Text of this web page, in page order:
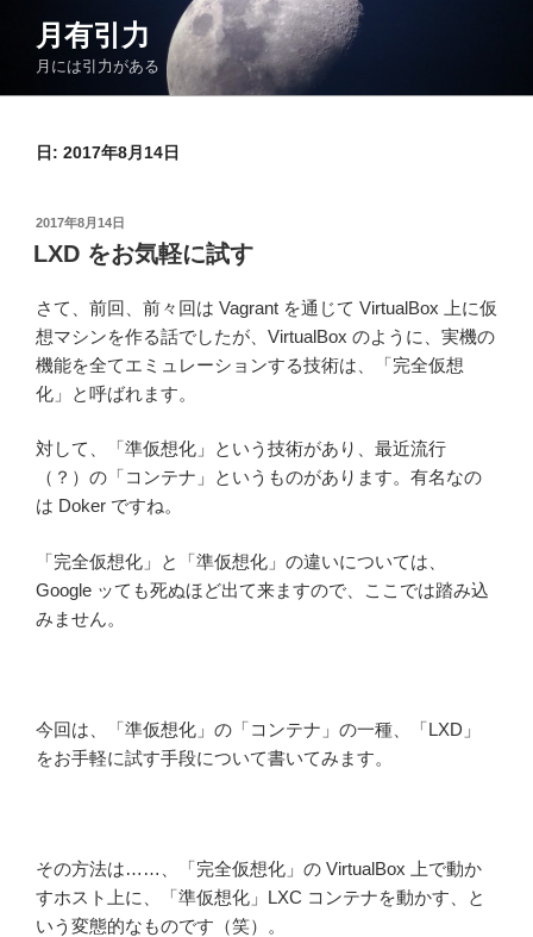
ン
月有引力
月には引力がある
日: 2017年8月14日
投
稿
日:
2017年8月14日
LXD をお気軽に試す
さて、前回、前々回は Vagrant を通じて VirtualBox 上に仮
想マシンを作る話でしたが、VirtualBox のように、実機の
機能を全てエミュレーションする技術は、「完全仮想
化」と呼ばれます。
対して、「準仮想化」という技術があり、最近流行
（？）の「コンテナ」というものがあります。有名なの
は Doker ですね。
「完全仮想化」と「準仮想化」の違いについては、
Google ッても死ぬほど出て来ますので、ここでは踏み込
みません。
今回は、「準仮想化」の「コンテナ」の一種、「LXD」
をお手軽に試す手段について書いてみます。
その方法は……、「完全仮想化」の VirtualBox 上で動か
すホスト上に、「準仮想化」LXC コンテナを動かす、と
いう変態的なものです（笑）。